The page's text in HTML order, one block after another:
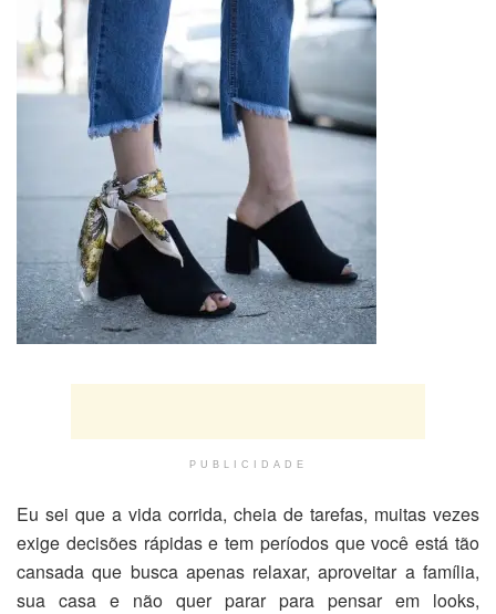
PUBLICIDADE
Eu sei que a vida corrida, cheia de tarefas, muitas vezes
exige decisões rápidas e tem períodos que você está tão
cansada que busca apenas relaxar, aproveitar a família,
sua casa e não quer parar para pensar em looks,